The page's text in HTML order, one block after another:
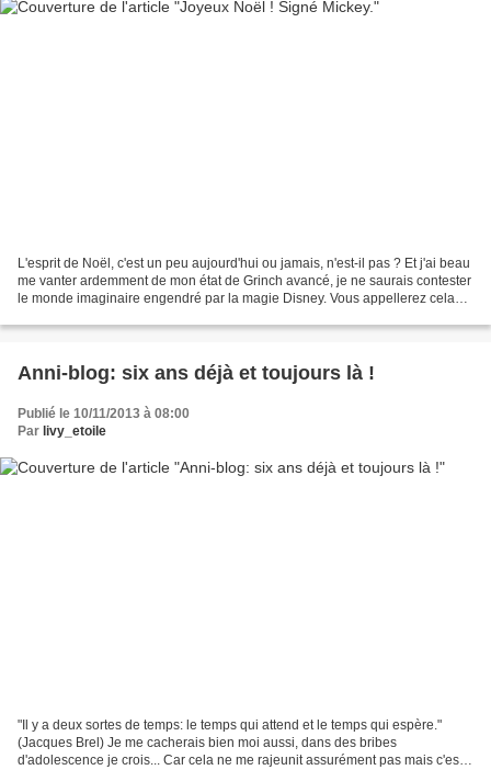
L'esprit de Noël, c'est un peu aujourd'hui ou jamais, n'est-il pas ? Et j'ai beau
me vanter ardemment de mon état de Grinch avancé, je ne saurais contester
le monde imaginaire engendré par la magie Disney. Vous appellerez cela
Anni-blog: six ans déjà et toujours là !
Publié le 10/11/2013 à 08:00
Par livy_etoile
"Il y a deux sortes de temps: le temps qui attend et le temps qui espère."
(Jacques Brel) Je me cacherais bien moi aussi, dans des bribes
d'adolescence je crois... Car cela ne me rajeunit assurément pas mais c'est